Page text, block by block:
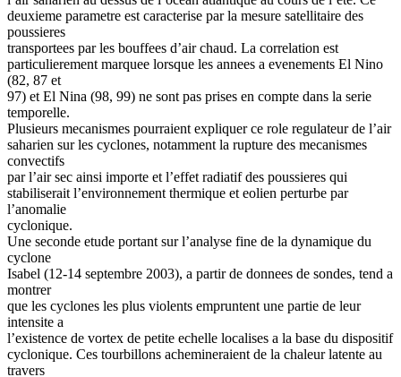
deuxieme parametre est caracterise par la mesure satellitaire des
poussieres
transportees par les bouffees d’air chaud. La correlation est
particulierement marquee lorsque les annees a evenements El Nino
(82, 87 et
97) et El Nina (98, 99) ne sont pas prises en compte dans la serie
temporelle.
Plusieurs mecanismes pourraient expliquer ce role regulateur de l’air
saharien sur les cyclones, notamment la rupture des mecanismes
convectifs
par l’air sec ainsi importe et l’effet radiatif des poussieres qui
stabiliserait l’environnement thermique et eolien perturbe par
l’anomalie
cyclonique.
Une seconde etude portant sur l’analyse fine de la dynamique du
cyclone
Isabel (12-14 septembre 2003), a partir de donnees de sondes, tend a
montrer
que les cyclones les plus violents empruntent une partie de leur
intensite a
l’existence de vortex de petite echelle localises a la base du dispositif
cyclonique. Ces tourbillons achemineraient de la chaleur latente au
travers